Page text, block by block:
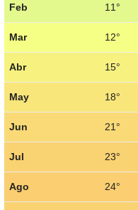
Feb 11°
Mar 12°
Abr 15°
May 18°
Jun 21°
Jul 23°
Ago 24°